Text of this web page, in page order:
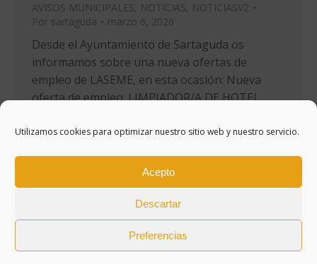
Utilizamos cookies para optimizar nuestro sitio web y nuestro servicio.
Acepto
Descartar
Preferencias
AVISOS MUNICIPALES, NOTICIAS, NOTICIASV2
Por sartaguda marzo 6, 2026
Desde el Ayuntamiento de Sartaguda os
informamos sobre una nueva ofertas de
empleo de LASEME, en esta ocasión: Nueva
oferta de empleo: LIMPIADOR/A DE HOTEL
13
152
→